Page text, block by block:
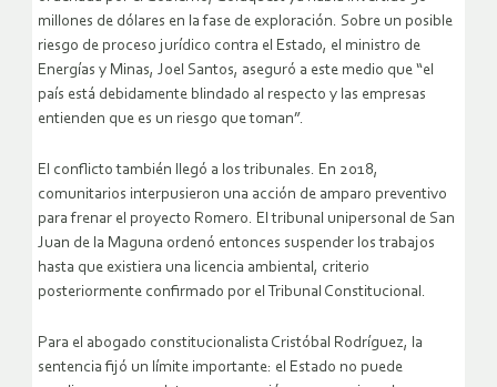
millones de dólares en la fase de exploración. Sobre un posible
riesgo de proceso jurídico contra el Estado, el ministro de
Energías y Minas, Joel Santos, aseguró a este medio que “el
país está debidamente blindado al respecto y las empresas
entienden que es un riesgo que toman”.
El conflicto también llegó a los tribunales. En 2018,
comunitarios interpusieron una acción de amparo preventivo
para frenar el proyecto Romero. El tribunal unipersonal de San
Juan de la Maguna ordenó entonces suspender los trabajos
hasta que existiera una licencia ambiental, criterio
posteriormente confirmado por el Tribunal Constitucional.
Para el abogado constitucionalista Cristóbal Rodríguez, la
sentencia fijó un límite importante: el Estado no puede